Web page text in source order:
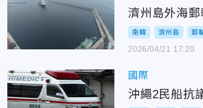
濟州島外海
南韓 濟州島 郵
2026/04/21 17:20
國際
沖繩2民船抗